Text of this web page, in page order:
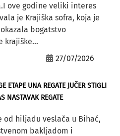
ove godine veliki interes
je Krajiška sofra, koja je
bogatstvo
krajiške...
27/07/2026
ETAPE UNA REGATE JUČER STIGLI
NASTAVAK REGATE
od hiljadu veslača u Bihać,
bakljadom i